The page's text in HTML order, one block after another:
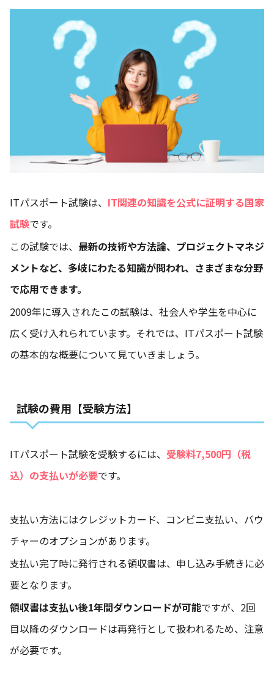
ITパスポート試験は、 IT関連の知識を公式に証明する国家
試験です。
この試験では、 最新の技術や方法論、プロジェクトマネジ
メントなど、多岐にわたる知識が問われ、さまざまな分野
で応用できます。
2009年に導入されたこの試験は、社会人や学生を中心に
広く受け入れられています。それでは、ITパスポート試験
の基本的な概要について見ていきましょう。
試験の費用【受験方法】
ITパスポート試験を受験するには、 受験料7,500円（税
込）の支払いが必要です。
支払い方法にはクレジットカード、コンビニ支払い、バウ
チャーのオプションがあります。
支払い完了時に発行される領収書は、申し込み手続きに必
要となります。
領収書は支払い後1年間ダウンロードが可能ですが、2回
目以降のダウンロードは再発行として扱われるため、注意
が必要です。